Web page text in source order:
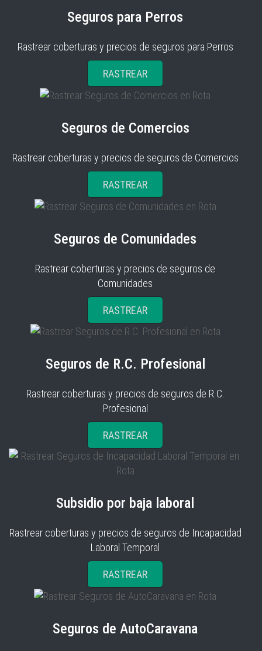
Seguros para Perros
Rastrear coberturas y precios de seguros para Perros
RASTREAR
Seguros de Comercios
Rastrear coberturas y precios de seguros de Comercios
RASTREAR
Seguros de Comunidades
Rastrear coberturas y precios de seguros de
Comunidades
RASTREAR
Seguros de R.C. Profesional
Rastrear coberturas y precios de seguros de R.C.
Profesional
RASTREAR
Subsidio por baja laboral
Rastrear coberturas y precios de seguros de Incapacidad
Laboral Temporal
RASTREAR
Seguros de AutoCaravana